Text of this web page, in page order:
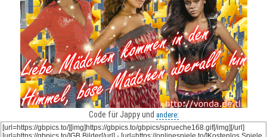
Code für Jappy und andere: